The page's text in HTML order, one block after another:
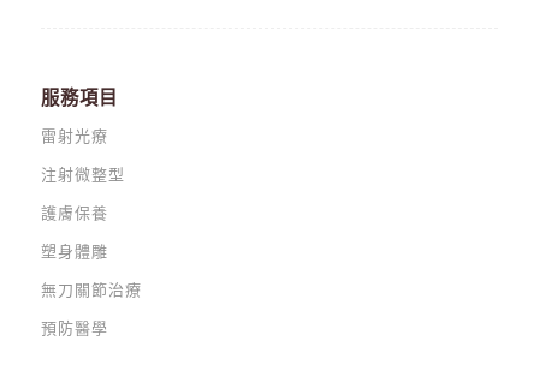
服務項目
雷射光療
注射微整型
護膚保養
塑身體雕
無刀關節治療
預防醫學